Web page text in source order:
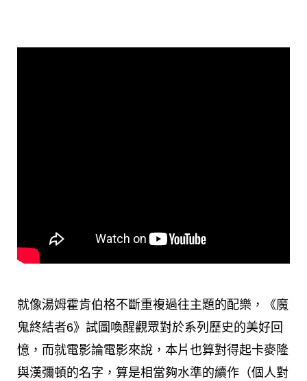
就像湯姆霍肯伯格不斷重複過往主題的配樂，《魔
鬼終結者6》試圖喚醒觀眾對於系列歷史的美好回
憶，而就電影論電影來說，本片也算對得起卡麥隆
與漢彌頓的名字，算是相當夠水準的續作（個人對